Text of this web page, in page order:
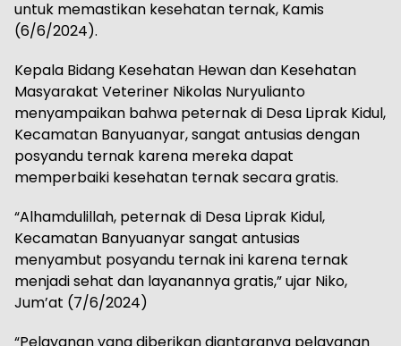
untuk memastikan kesehatan ternak, Kamis
(6/6/2024).
Kepala Bidang Kesehatan Hewan dan Kesehatan
Masyarakat Veteriner Nikolas Nuryulianto
menyampaikan bahwa peternak di Desa Liprak Kidul,
Kecamatan Banyuanyar, sangat antusias dengan
posyandu ternak karena mereka dapat
memperbaiki kesehatan ternak secara gratis.
“Alhamdulillah, peternak di Desa Liprak Kidul,
Kecamatan Banyuanyar sangat antusias
menyambut posyandu ternak ini karena ternak
menjadi sehat dan layanannya gratis,” ujar Niko,
Jum’at (7/6/2024)